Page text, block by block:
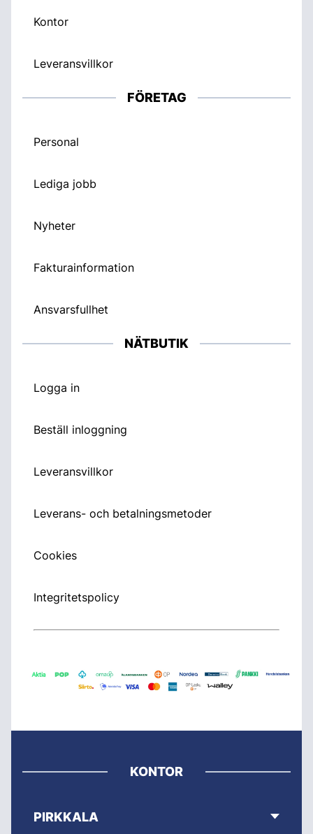
Kontor
Leveransvillkor
FÖRETAG
Personal
Lediga jobb
Nyheter
Fakturainformation
Ansvarsfullhet
NÄTBUTIK
Logga in
Beställ inloggning
Leveransvillkor
Leverans- och betalningsmetoder
Cookies
Integritetspolicy
KONTOR
PIRKKALA